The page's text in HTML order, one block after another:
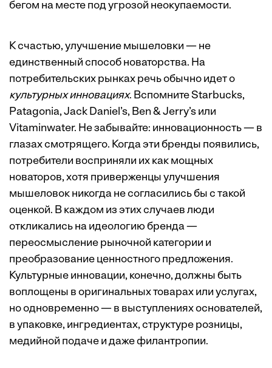
бегом на месте под угрозой неокупаемости.
К счастью, улучшение мышеловки — не
единственный способ новаторства. На
потребительских рынках речь обычно идет о
культурных инновациях. Вспомните Starbucks,
Patagonia, Jack Daniel’s, Ben & Jerry’s или
Vitaminwater. Не забывайте: инновационность — в
глазах смотрящего. Когда эти бренды появились,
потребители восприняли их как мощных
новаторов, хотя приверженцы ­улучшения
мышеловок никогда не согласились бы с такой
оценкой. В каждом из этих случаев люди
откликались на идеологию бренда —
переосмысление рыночной категории и
преобразование ценностного предложения.
Культурные инновации, конечно, должны быть
воплощены в оригинальных товарах или услугах,
но одновременно — в выступлениях основателей,
в упаковке, ингредиентах, структуре розницы,
медийной подаче и даже филантропии.